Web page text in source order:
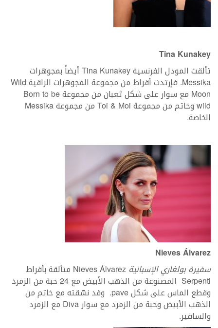
Tina Kunakey
تألقت المودل الفرنسية Tina Kunakey أيضاً بمجوهرات
Messika. فإرتدت أقراط من مجموعة المجوهرات الراقية Wild
Moon مع سوار على شكل ثعبان من مجموعة Born to be
wild وخاتم من مجموعة Toi & Moi من مجموعة Messika
الخاصة.
Nieves Álvarez
سفيرة بولغاري الإسبانية
Nieves Álvarez متألقة بأقراط
Serpenti المصنوعة من الذهب الأبيض مع 24 حبة من الزمرد
وقطع الماس على شكل pave. وقد نسّقته مع خاتم من
الذهب الأبيض وحبة من الزمرد مع سوار Diva مع الزمرد
والسافير.